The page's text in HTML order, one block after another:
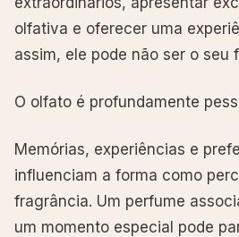
olfativa e oferecer uma
assim, ele pode não ser o seu
O olfato é profundamente
Memórias, experiências e
influenciam a forma como
fragrância. Um perfume
um momento especial pode